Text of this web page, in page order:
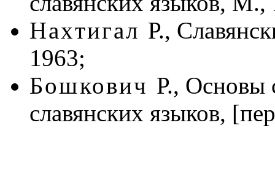
Нахтигал Р.,
1963;
Бошкович Р., Основы
славянских языков,